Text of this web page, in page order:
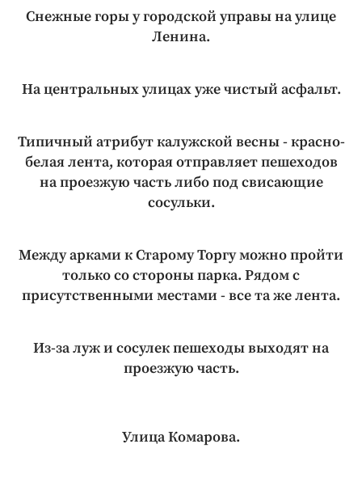
Снежные горы у городской управы на улице
Ленина.
На центральных улицах уже чистый асфальт.
Типичный атрибут калужской весны - красно-
белая лента, которая отправляет пешеходов
на проезжую часть либо под свисающие
сосульки.
Между арками к Старому Торгу можно пройти
только со стороны парка. Рядом с
присутственными местами - все та же лента.
Из-за луж и сосулек пешеходы выходят на
проезжую часть.
Улица Комарова.